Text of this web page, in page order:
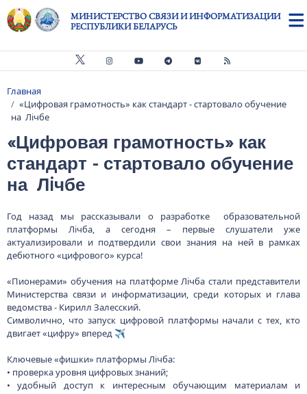
Перейти к основному содержанию
МИНИСТЕРСТВО СВЯЗИ И ИНФОРМАТИЗАЦИИ
РЕСПУБЛИКИ БЕЛАРУСЬ
Строка навигации
Главная
«Цифровая грамотность» как стандарт - стартовало обучение
на Лiчбе
«Цифровая грамотность» как
стандарт - стартовало обучение
на Лiчбе
Год назад мы рассказывали о разработке образовательной
платформы Лiчба, а сегодня – первые слушатели уже
актуализировали и подтвердили свои знания на ней в рамках
дебютного «цифрового» курса!
«Пионерами» обучения на платформе Лiчба стали представители
Министерства связи и информатизации, среди которых и глава
ведомства - Кирилл Залесский.
Символично, что запуск цифровой платформы начали с тех, кто
двигает «цифру» вперед ✈️
Ключевые «фишки» платформы Лiчба:
• проверка уровня цифровых знаний;
• удобный доступ к интересным обучающим материалам и